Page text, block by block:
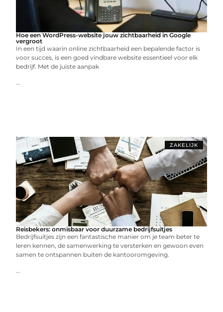
Hoe een WordPress-website jouw zichtbaarheid in Google
vergroot
In een tijd waarin online zichtbaarheid een bepalende factor is
voor succes, is een goed vindbare website essentieel voor elk
bedrijf. Met de juiste aanpak
...
ZAKELIJK
Reisbekers: onmisbaar voor duurzame bedrijfsuitjes
Bedrijfsuitjes zijn een fantastische manier om je team beter te
leren kennen, de samenwerking te versterken en gewoon even
samen te ontspannen buiten de kantooromgeving.
...